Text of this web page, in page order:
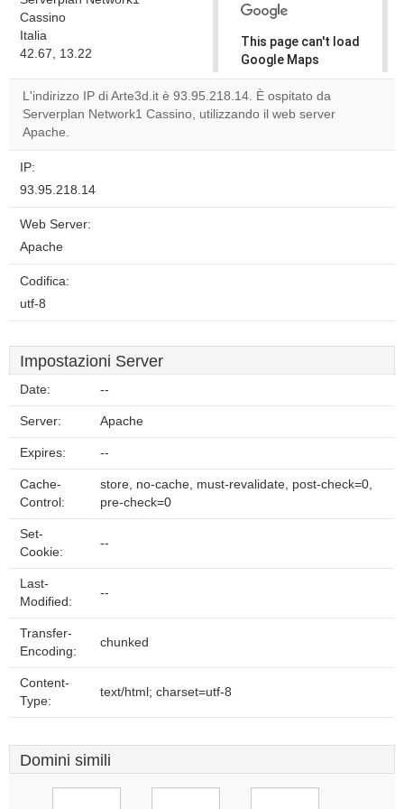
Cassino
Italia
42.67, 13.22
This page can't load
Google Maps
correctly.
Do you
L'indirizzo IP di Arte3d.it è 93.95.218.14. È ospitato da
Serverplan Network1 Cassino, utilizzando il web server
Apache.
IP:
93.95.218.14
Web Server:
Apache
Codifica:
utf-8
Impostazioni Server
Date: --
Server: Apache
Expires: --
Cache-
Control:
store, no-cache, must-revalidate, post-check=0,
pre-check=0
Set-
Cookie:
--
Last-
Modified:
--
Transfer-
Encoding:
chunked
Content-
Type:
text/html; charset=utf-8
Domini simili